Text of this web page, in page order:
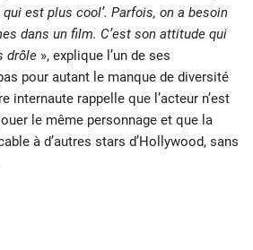
est plus cool’. Parfois, on a besoin
dans un film. C’est son attitude qui
drôle », explique l’un de ses
pour autant le manque de diversité
internaute rappelle que l’acteur n’est
le même personnage et que la
à d’autres stars d’Hollywood, sans